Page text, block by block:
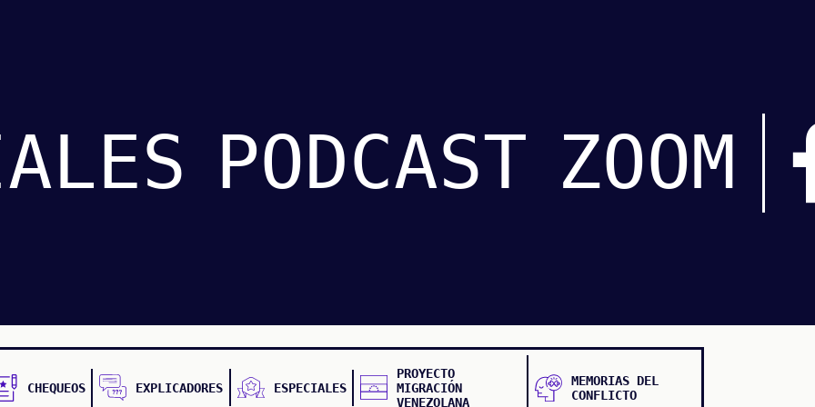
PODCAST ZOOM
CHEQUEOS EXPLICADORES ESPECIALES
PROYECTO
MIGRACIÓN
VENEZOLANA
MEMORIAS DEL
CONFLICTO